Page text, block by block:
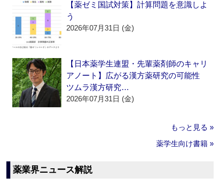
【薬ゼミ国試対策】計算問題を意識しよ
う
2026年07月31日 (金)
【日本薬学生連盟・先輩薬剤師のキャリ
アノート】広がる漢方薬研究の可能性
ツムラ漢方研究…
2026年07月31日 (金)
もっと見る »
薬学生向け書籍 »
薬業界ニュース解説